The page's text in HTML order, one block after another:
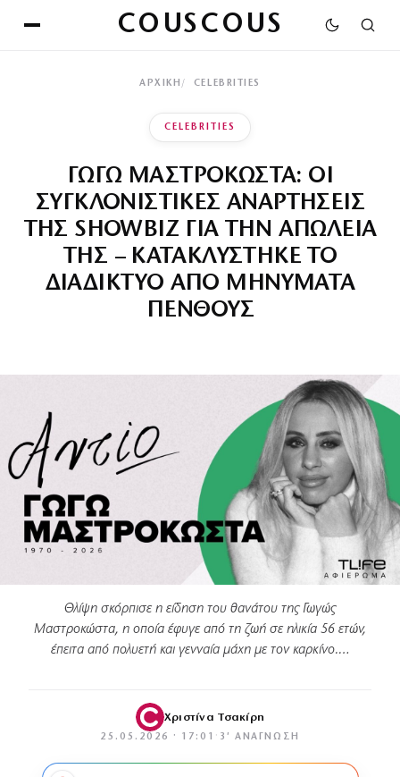
COUSCOUS
ΑΡΧΙΚΉ CELEBRITIES
CELEBRITIES
ΓΩΓΩ ΜΑΣΤΡΟΚΩΣΤΑ: ΟΙ
ΣΥΓΚΛΟΝΙΣΤΙΚΕΣ ΑΝΑΡΤΗΣΕΙΣ
ΤΗΣ SHOWBIZ ΓΙΑ ΤΗΝ ΑΠΩΛΕΙΑ
ΤΗΣ – ΚΑΤΑΚΛΥΣΤΗΚΕ ΤΟ
ΔΙΑΔΙΚΤΥΟ ΑΠΟ ΜΗΝΥΜΑΤΑ
ΠΕΝΘΟΥΣ
Θλίψη σκόρπισε η είδηση του θανάτου της Γωγώς
Μαστροκώστα, η οποία έφυγε από τη ζωή σε ηλικία 56 ετών,
έπειτα από πολυετή και γενναία μάχη με τον καρκίνο.…
Χριστίνα Τσακίρη
25.05.2026 · 17:01 · 3′ ΑΝΆΓΝΩΣΗ